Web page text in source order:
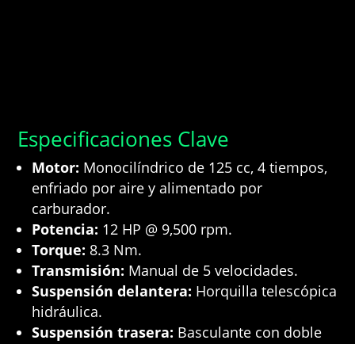
Especificaciones Clave
Motor: Monocilíndrico de 125 cc, 4 tiempos,
enfriado por aire y alimentado por
carburador.
Potencia: 12 HP @ 9,500 rpm.
Torque: 8.3 Nm.
Transmisión: Manual de 5 velocidades.
Suspensión delantera: Horquilla telescópica
hidráulica.
Suspensión trasera: Basculante con doble